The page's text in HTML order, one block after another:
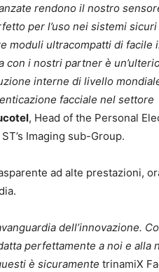
rendono il nostro
per l’uso nei sistemi
moduli ultracompatti di facile
con i nostri partner è
interne di livello
facciale nel settore
, Head of the Personal
Imaging sub-Group.
ad alte prestazioni,
dell’innovazione.
perfettamente a noi e alla
è sicuramente trinamiX